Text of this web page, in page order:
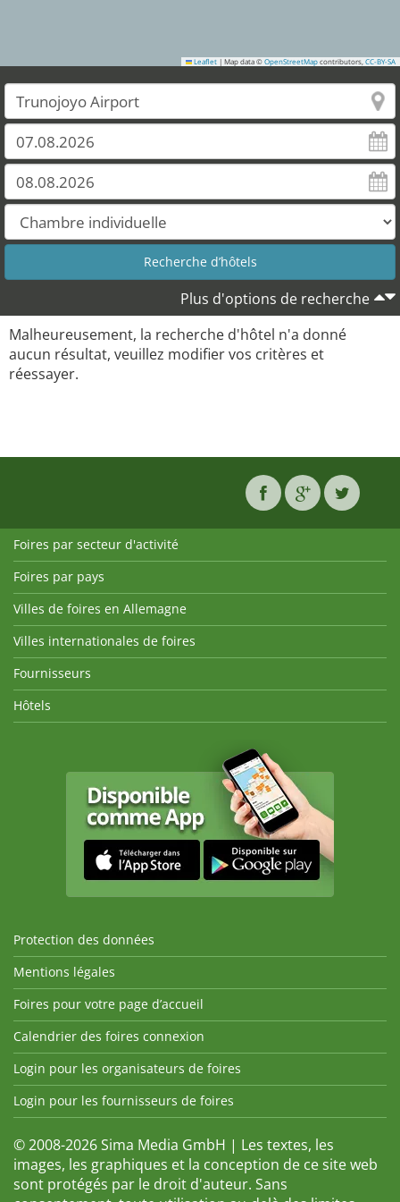
Leaflet | Map data © OpenStreetMap contributors, CC-BY-SA
Plus d'options de recherche
Malheureusement, la recherche d'hôtel n'a donné
aucun résultat, veuillez modifier vos critères et
réessayer.
Foires par secteur d'activité
Foires par pays
Villes de foires en Allemagne
Villes internationales de foires
Fournisseurs
Hôtels
Protection des données
Mentions légales
Foires pour votre page d’accueil
Calendrier des foires connexion
Login pour les organisateurs de foires
Login pour les fournisseurs de foires
© 2008-2026 Sima Media GmbH | Les textes, les
images, les graphiques et la conception de ce site web
sont protégés par le droit d'auteur. Sans